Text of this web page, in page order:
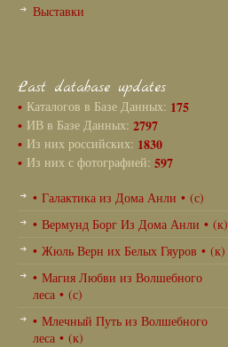
Выставки
Last database updates
• Каталогов в Базе Данных: 175
• ИВ в Базе Данных: 2797
• Из них российских: 1830
• Из них с фотографией: 597
• Галактика из Дома Анли • (с)
• Вермунд Борг Из Дома Анли • (к)
• Жюль Верн их Белых Гяуров • (к)
• Магия Любви из Волшебного
леса • (с)
• Млечный Путь из Волшебного
леса • (к)